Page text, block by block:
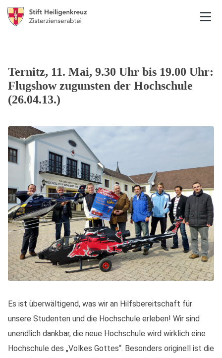
Ternitz, 11. Mai, 9.30 Uhr bis 19.00 Uhr:
Flugshow zugunsten der Hochschule
(26.04.13.)
Es ist überwältigend, was wir an Hilfsbereitschaft für
unsere Studenten und die Hochschule erleben! Wir sind
unendlich dankbar, die neue Hochschule wird wirklich eine
Hochschule des „Volkes Gottes“. Besonders originell ist die